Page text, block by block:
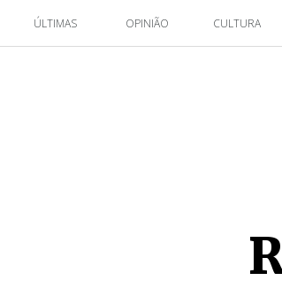
ÚLTIMAS OPINIÃO CULTURA